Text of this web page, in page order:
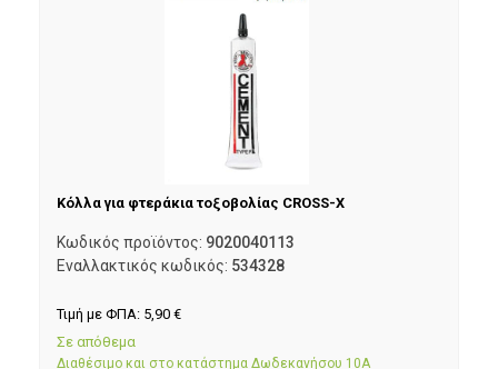
Κόλλα για φτεράκια τοξοβολίας CROSS-X
Κωδικός προϊόντος: 9020040113
Εναλλακτικός κωδικός: 534328
Τιμή με ΦΠΑ: 5,90 €
Σε απόθεμα
Διαθέσιμο και στο κατάστημα Δωδεκανήσου 10Α